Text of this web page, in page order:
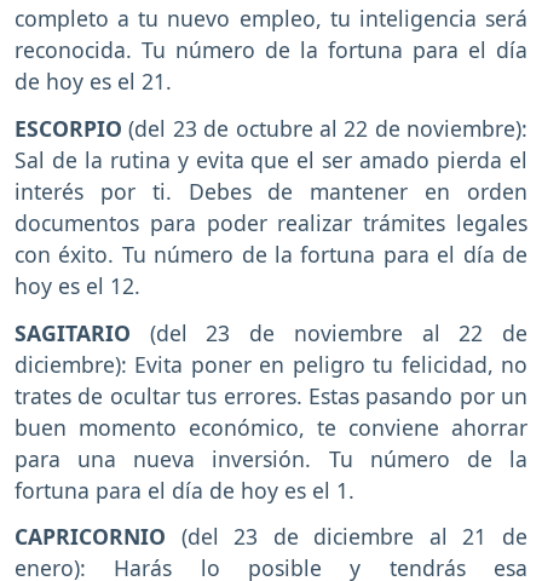
completo a tu nuevo empleo, tu inteligencia será
reconocida. Tu número de la fortuna para el día
de hoy es el 21.
ESCORPIO (del 23 de octubre al 22 de noviembre):
Sal de la rutina y evita que el ser amado pierda el
interés por ti. Debes de mantener en orden
documentos para poder realizar trámites legales
con éxito. Tu número de la fortuna para el día de
hoy es el 12.
SAGITARIO (del 23 de noviembre al 22 de
diciembre): Evita poner en peligro tu felicidad, no
trates de ocultar tus errores. Estas pasando por un
buen momento económico, te conviene ahorrar
para una nueva inversión. Tu número de la
fortuna para el día de hoy es el 1.
CAPRICORNIO (del 23 de diciembre al 21 de
enero): Harás lo posible y tendrás esa